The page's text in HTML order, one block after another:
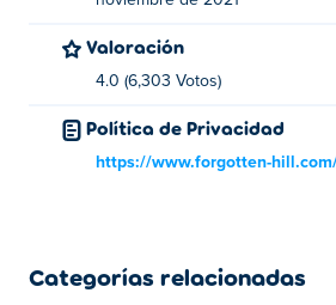
Valoración
4.0 (6,303 Votos)
Política de Privacidad
https://www.forgotten-
Categorías relacionadas